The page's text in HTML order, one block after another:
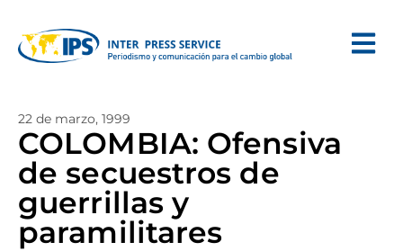
22 de marzo, 1999
COLOMBIA: Ofensiva
de secuestros de
guerrillas y
paramilitares